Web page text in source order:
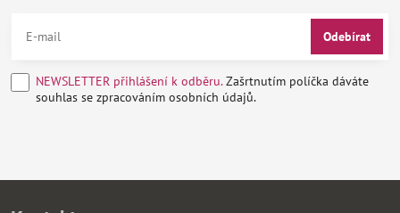
Odebírat
NEWSLETTER přihlášení k odběru.Zašrtnutím políčka dáváte
souhlas se zpracováním osobních údajů.